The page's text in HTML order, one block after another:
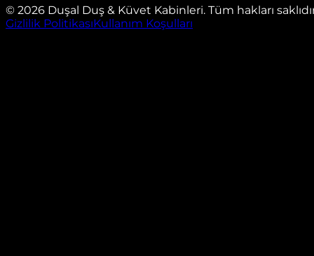
© 2026 Duşal Duş & Küvet Kabinleri. Tüm hakları
Gizlilik PolitikasıKullanım Koşulları